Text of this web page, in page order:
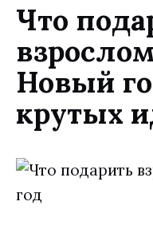
Что
Новый
крутых